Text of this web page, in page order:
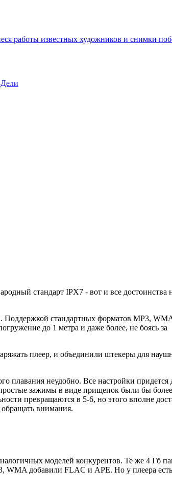
работы известных художников и снимки
стандарт IPX7 - вот и все достоинства
Поддержкой стандартных форматов MP3,
до 1 метра и даже более, не боясь за
плеер, и объединили штекеры для
плавания неудобно. Все настройки придется
зажимы в виде прищепок были бы
превращаются в 5-6, но этого вполне
внимания.
моделей конкурентов. Те же 4 Гб
добавили FLAC и APE. Но у плеера